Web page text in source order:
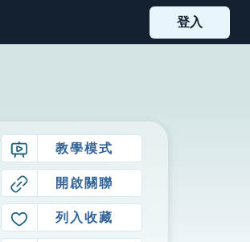
登入
教學模式
開啟關聯
列入收藏